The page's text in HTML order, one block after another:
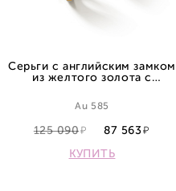
Серьги с английским замком
из желтого золота с
Au 585
125 090
87 563
КУПИТЬ